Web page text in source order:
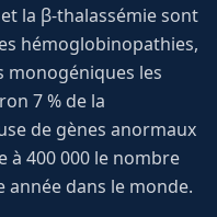
la β-thalassémie sont
hémoglobinopathies,
monogéniques les
7 % de la
de gènes anormaux
à 400 000 le nombre
année dans le monde.